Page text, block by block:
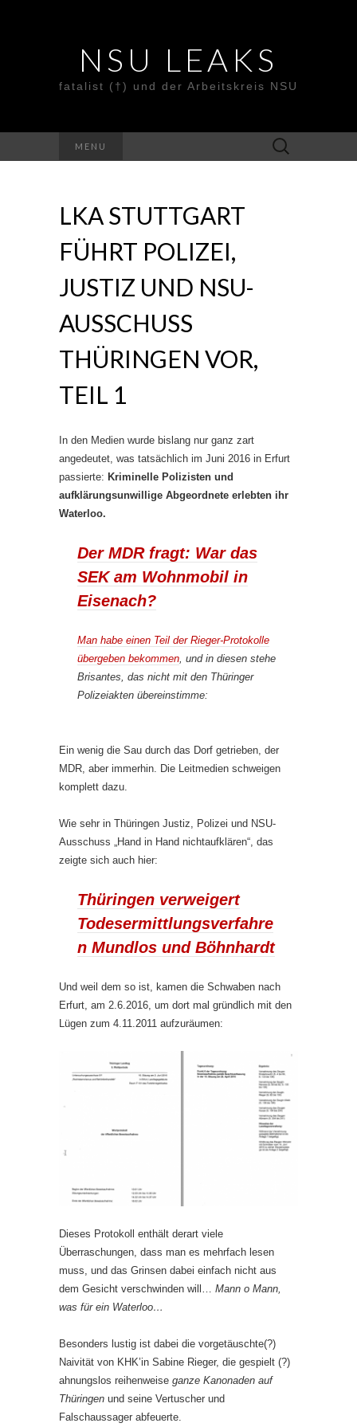
NSU LEAKS
fatalist (†) und der Arbeitskreis NSU
MENU
Suche
nach:
LKA STUTTGART
FÜHRT POLIZEI,
JUSTIZ UND NSU-
AUSSCHUSS
THÜRINGEN VOR,
TEIL 1
In den Medien wurde bislang nur ganz zart
angedeutet, was tatsächlich im Juni 2016 in Erfurt
passierte: Kriminelle Polizisten und
aufklärungsunwillige Abgeordnete erlebten ihr
Waterloo.
Der MDR fragt: War das
SEK am Wohnmobil in
Eisenach?
Man habe einen Teil der Rieger-Protokolle
übergeben bekommen, und in diesen stehe
Brisantes, das nicht mit den Thüringer
Polizeiakten übereinstimme:
Ein wenig die Sau durch das Dorf getrieben, der
MDR, aber immerhin. Die Leitmedien schweigen
komplett dazu.
Wie sehr in Thüringen Justiz, Polizei und NSU-
Ausschuss „Hand in Hand nichtaufklären“, das
zeigte sich auch hier:
Thüringen verweigert
Todesermittlungsverfahre
n Mundlos und Böhnhardt
Und weil dem so ist, kamen die Schwaben nach
Erfurt, am 2.6.2016, um dort mal gründlich mit den
Lügen zum 4.11.2011 aufzuräumen:
Dieses Protokoll enthält derart viele
Überraschungen, dass man es mehrfach lesen
muss, und das Grinsen dabei einfach nicht aus
dem Gesicht verschwinden will… Mann o Mann,
was für ein Waterloo…
Besonders lustig ist dabei die vorgetäuschte(?)
Naivität von KHK’in Sabine Rieger, die gespielt (?)
ahnungslos reihenweise ganze Kanonaden auf
Thüringen und seine Vertuscher und
Falschaussager abfeuerte.